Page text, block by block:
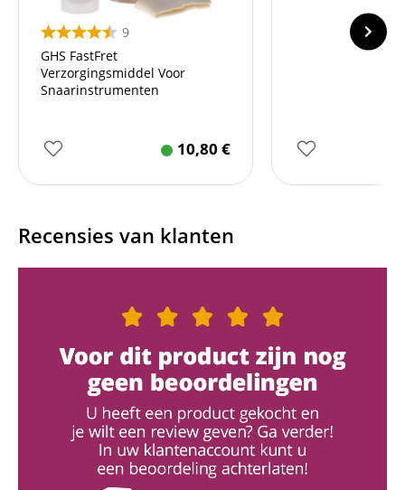
9
GHS FastFret
Verzorgingsmiddel Voor
Snaarinstrumenten
10,80 €
Recensies van klanten